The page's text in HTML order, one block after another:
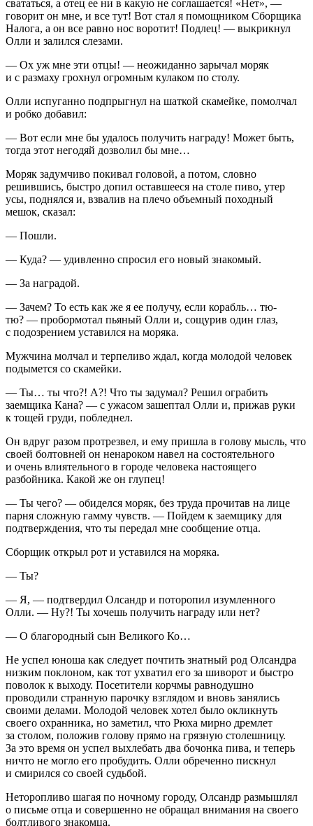
свататься, а отец ее ни в какую не соглашается! «Нет», —
говорит он мне, и все тут! Вот стал я помощником Сборщика
Налога, а он все равно нос воротит! Подлец! — выкрикнул
Олли и залился слезами.
— Ох уж мне эти отцы! — неожиданно зарычал моряк
и с размаху грохнул огромным кулаком по столу.
Олли испуганно подпрыгнул на шаткой скамейке, помолчал
и робко добавил:
— Вот если мне бы удалось получить награду! Может быть,
тогда этот негодяй дозволил бы мне…
Моряк задумчиво покивал головой, а потом, словно
решившись, быстро допил оставшееся на столе пиво, утер
усы, поднялся и, взвалив на плечо объемный походный
мешок, сказал:
— Пошли.
— Куда? — удивленно спросил его новый знакомый.
— За наградой.
— Зачем? То есть как же я ее получу, если корабль… тю-
тю? — пробормотал пьяный Олли и, сощурив один глаз,
с подозрением уставился на моряка.
Мужчина молчал и терпеливо ждал, когда молодой человек
подымется со скамейки.
— Ты… ты что?! А?! Что ты задумал? Решил ограбить
заемщика Кана? — с ужасом зашептал Олли и, прижав руки
к тощей груди, побледнел.
Он вдруг разом протрезвел, и ему пришла в голову мысль, что
своей болтовней он ненароком навел на состоятельного
и очень влиятельного в городе человека настоящего
разбойника. Какой же он глупец!
— Ты чего? — обиделся моряк, без труда прочитав на лице
парня сложную гамму чувств. — Пойдем к заемщику для
подтверждения, что ты передал мне сообщение отца.
Сборщик открыл рот и уставился на моряка.
— Ты?
— Я, — подтвердил Олсандр и поторопил изумленного
Олли. — Ну?! Ты хочешь получить награду или нет?
— О благородный сын Великого Ко…
Не успел юноша как следует почтить знатный род Олсандра
низким поклоном, как тот ухватил его за шиворот и быстро
поволок к выходу. Посетители корчмы равнодушно
проводили странную парочку взглядом и вновь занялись
своими делами. Молодой человек хотел было окликнуть
своего охранника, но заметил, что Рюха мирно дремлет
за столом, положив голову прямо на грязную столешницу.
За это время он успел выхлебать два бочонка пива, и теперь
ничто не могло его пробудить. Олли обреченно пискнул
и смирился со своей судьбой.
Неторопливо шагая по ночному городу, Олсандр размышлял
о письме отца и совершенно не обращал внимания на своего
болтливого знакомца.